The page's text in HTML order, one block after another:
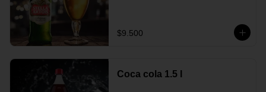
$9.500
Coca cola 1.5 l